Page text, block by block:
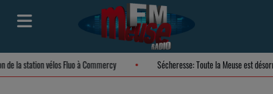
de la station vélos Fluo à Commercy Sécheresse: Toute la Meuse est